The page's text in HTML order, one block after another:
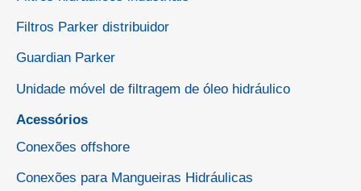
Filtros Parker distribuidor
Guardian Parker
Unidade móvel de filtragem de óleo hidráulico
Acessórios
Conexões offshore
Conexões para Mangueiras Hidráulicas